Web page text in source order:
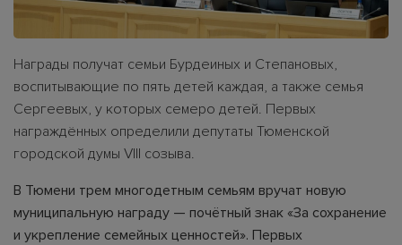
Награды получат семьи Бурдеиных и Степановых,
воспитывающие по пять детей каждая, а также семья
Сергеевых, у которых семеро детей. Первых
награждённых определили депутаты Тюменской
городской думы VIII созыва.
В Тюмени трем многодетным семьям вручат новую
муниципальную награду — почётный знак «За сохранение
и укрепление семейных ценностей». Первых